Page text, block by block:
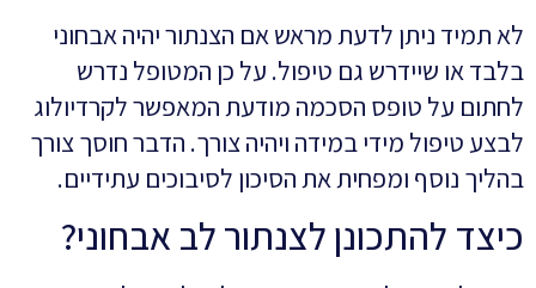
לא תמיד ניתן לדעת מראש אם הצנתור יהיה אבחוני
בלבד או שיידרש גם טיפול. על כן המטופל נדרש
לחתום על טופס הסכמה מודעת המאפשר לקרדיולוג
לבצע טיפול מידי במידה ויהיה צורך. הדבר חוסך צורך
בהליך נוסף ומפחית את הסיכון לסיבוכים עתידיים.
כיצד להתכונן לצנתור לב אבחוני?